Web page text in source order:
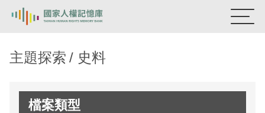
新生訓導處
主題探索 史料
檔案類型